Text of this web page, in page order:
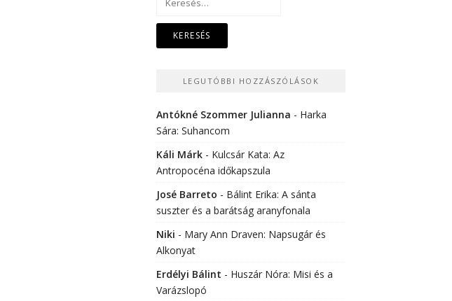
LEGUTÓBBI HOZZÁSZÓLÁSOK
Antókné Szommer Julianna - Harka
Sára: Suhancom
Káli Márk - Kulcsár Kata: Az
Antropocéna időkapszula
José Barreto - Bálint Erika: A sánta
suszter és a barátság aranyfonala
Niki - Mary Ann Draven: Napsugár és
Alkonyat
Erdélyi Bálint - Huszár Nóra: Misi és a
Varázslopó